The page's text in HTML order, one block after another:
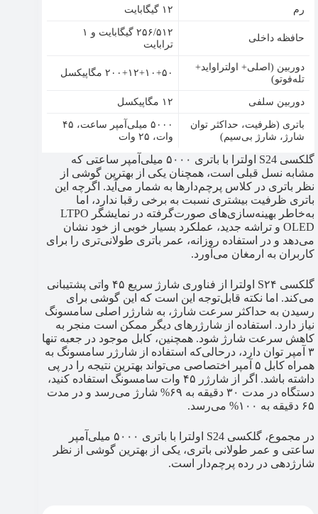
رم
۱۲ گیگابایت
حافظه داخلی
۲۵۶/۵۱۲ گیگابایت و ۱
ترابایت
دوربین (اصلی+ اولتراواید+
تله‌فوتو)
۲۰۰+۱۲+۱۰+۵۰ مگاپیکسل
دوربین سلفی
۱۲ مگاپیکسل
باتری (ظرفیت، حداکثر توان
شارژ، شارژ بی‌سیم)
۵۰۰۰ میلی‌آمپر ساعت، ۴۵
وات، ۲۵ وات
گلکسی S24 اولترا با باتری ۵۰۰۰ میلی‌آمپر ساعتی که
مشابه نسل قبلی است، همچنان یکی از بهترین گوشی از
نظر باتری در کلاس پرچم‌دارها به شمار می‌آید. اگرچه این
باتری ظرفیت بیشتری نسبت به برخی رقبا ندارد، اما
به‌خاطر بهینه‌سازی‌های صورت‌گرفته در نمایشگر LTPO
OLED و تراشه جدید، عملکرد بسیار خوبی از خود نشان
می‌دهد و در استفاده روزانه، عمر باتری طولانی‌تری را برای
کاربران به ارمغان می‌آورد.
گلکسی S۲۴ اولترا از فناوری شارژ سریع ۴۵ واتی پشتیبانی
می‌کند. اما نکته قابل‌توجه این است که این گوشی برای
رسیدن به حداکثر سرعت شارژ، به شارژر اصلی سامسونگ
نیاز دارد. استفاده از شارژرهای دیگر ممکن است منجر به
کاهش سرعت شارژ شود. همچنین، کابل موجود در جعبه تنها
۳ آمپر توان دارد، درحالی‌که استفاده از شارژر سامسونگ به
همراه کابل ۵ آمپر اختصاصی می‌تواند بهترین نتیجه را در پی
داشته باشد. اگر از شارژر ۴۵ وات سامسونگ استفاده کنید،
دستگاه در مدت ۳۰ دقیقه به ۶۹% شارژ می‌رسد و در مدت
۶۵ دقیقه به ۱۰۰% می‌رسد.
در مجموع، گلکسی S24 اولترا با باتری ۵۰۰۰ میلی‌آمپر
ساعتی و عمر طولانی باتری، یکی از بهترین گوشی از نظر
شارژدهی در رده پرچم‌دار است.